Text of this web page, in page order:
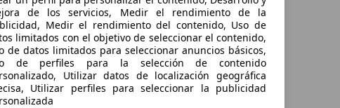
de los servicios, Medir el rendimiento de la
Medir el rendimiento del contenido, Uso de
limitados con el objetivo de seleccionar el contenido,
de datos limitados para seleccionar anuncios básicos,
de perfiles para la selección de contenido
Utilizar datos de localización geográfica
Utilizar perfiles para seleccionar la publicidad